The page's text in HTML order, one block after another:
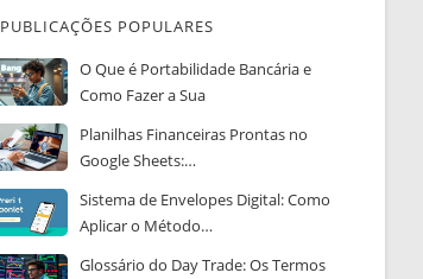
PUBLICAÇÕES POPULARES
O Que é Portabilidade Bancária e
Como Fazer a Sua
Planilhas Financeiras Prontas no
Google Sheets:…
Sistema de Envelopes Digital: Como
Aplicar o Método…
Glossário do Day Trade: Os Termos